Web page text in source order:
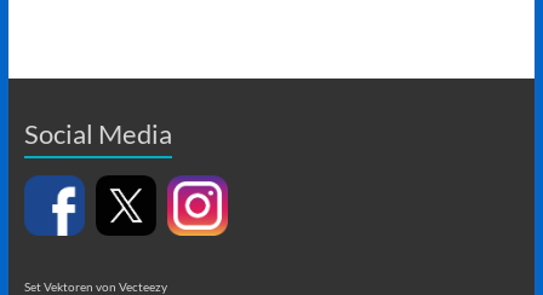
Social Media
Set Vektoren von Vecteezy